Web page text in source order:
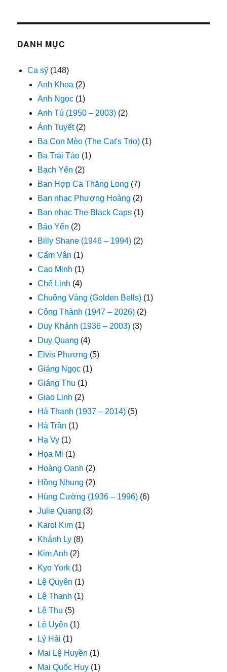
DANH MỤC
Ca sỹ (148)
Anh Khoa (2)
Anh Ngọc (1)
Anh Tú (1950 – 2003) (2)
Ánh Tuyết(2)
Ba Con Mèo (The Cat's Trio) (1)
Ba Trái Táo (1)
Bạch Yến (2)
Ban Hợp Ca Thăng Long (7)
Ban nhạc Phượng Hoàng (2)
Ban nhạc The Black Caps (1)
Bảo Yến (2)
Billy Shane (1946 – 1994) (2)
Cẩm Vân (1)
Cao Minh (1)
Chế Linh (4)
Chuông Vàng (Golden Bells) (1)
Công Thành (1947 – 2026) (2)
Duy Khánh (1936 – 2003) (3)
Duy Quang (4)
Elvis Phương (5)
Giáng Ngọc (1)
Giáng Thu (1)
Giao Linh (2)
Hà Thanh (1937 – 2014) (5)
Hà Trần (1)
Hạ Vy (1)
Họa Mi (1)
Hoàng Oanh (2)
Hồng Nhung (2)
Hùng Cường (1936 – 1996) (6)
Julie Quang (3)
Karol Kim (1)
Khánh Ly (8)
Kim Anh (2)
Kyo York (1)
Lệ Quyên (1)
Lệ Thanh (1)
Lệ Thu (5)
Lê Uyên (1)
Lý Hải (1)
Mai Lệ Huyền (1)
Mai Quốc Huy (1)